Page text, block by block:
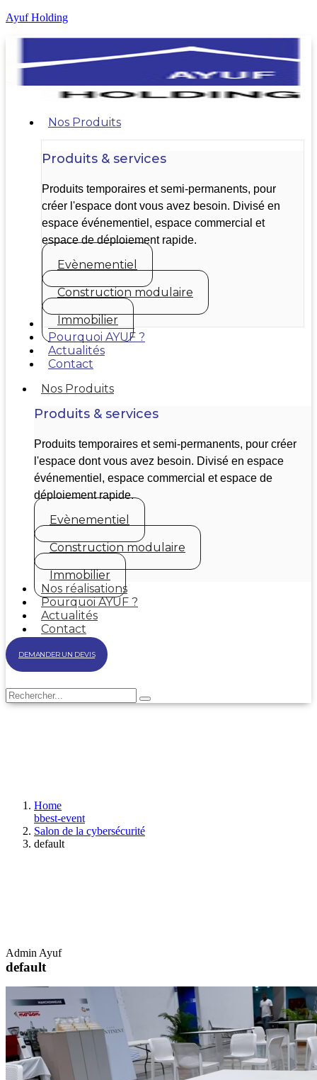
Ayuf Holding
Nos Produits
Produits & services
Produits temporaires et semi-permanents, pour
créer l'espace dont vous avez besoin. Divisé en
espace événementiel, espace commercial et
espace de déploiement rapide.
Evènementiel
Construction modulaire
Immobilier
Nos réalisations
Pourquoi AYUF ?
Actualités
Contact
Nos Produits
Produits & services
Produits temporaires et semi-permanents, pour créer
l'espace dont vous avez besoin. Divisé en espace
événementiel, espace commercial et espace de
déploiement rapide.
Evènementiel
Construction modulaire
Immobilier
Nos réalisations
Pourquoi AYUF ?
Actualités
Contact
DEMANDER UN DEVIS
Home
bbest-event
Salon de la cybersécurité
default
Admin Ayuf
default